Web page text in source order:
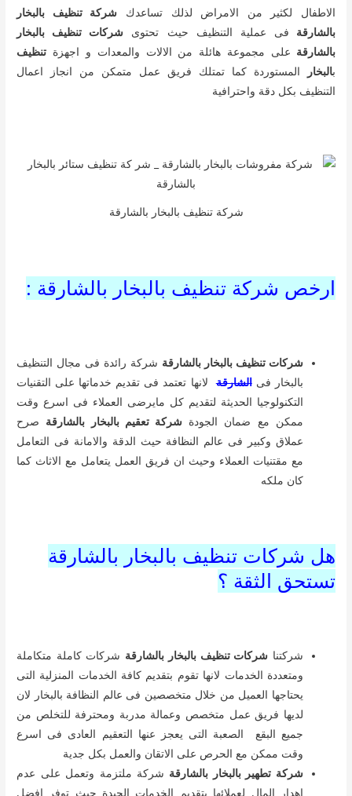
الاطفال لكثير من الامراض لذلك تساعدك شركة تنظيف بالبخار
بالشارقة فى عملية التنظيف حيث تحتوى شركات تنظيف بالبخار
بالشارقة على مجموعة هائلة من الالات والمعدات و اجهزة تنظيف
بالبخار
المستوردة كما تمتلك فريق عمل متمكن من انجاز اعمال
التنظيف بكل دقة واحترافية
شركة تنظيف بالبخار بالشارقة
ارخص شركة تنظيف بالبخار بالشارقة :
شركات تنظيف بالبخار بالشارقة شركة رائدة فى مجال التنظيف
بالبخار فىالشارقة
لانها تعتمد فى تقديم خدماتها على التقنيات
التكنولوجيا الحديثة لتقديم كل مايرضى العملاء فى اسرع وقت
ممكن مع ضمان الجودةشركة تعقيم بالبخار بالشارقة صرح
عملاق وكبير فى عالم النظافة حيث الدقة والامانة فى التعامل
مع مقتنيات العملاء وحيث ان فريق العمل يتعامل مع الاثاث كما
كان ملكه
هل شركات تنظيف بالبخار بالشارقة
تستحق الثقة ؟
شركتنا شركات تنظيف بالبخار بالشارقة شركات كاملة متكاملة
ومتعددة الخدمات لانها تقوم بتقديم كافة الخدمات المنزلية التى
يحتاجها العميل من خلال متخصصين فى عالم النظافة بالبخار لان
لديها فريق عمل متخصص وعمالة مدربة ومحترفة للتخلص من
جميع البقع الصعبة التى يعجز عنها التعقيم العادى فى اسرع
وقت ممكن مع الحرص على الاتقان والعمل بكل جدية
شركة تطهير بالبخار بالشارقة شركة ملتزمة وتعمل على عدم
اهدار المال لعملائها بتقديم الخدمات الجيدة حيث توفر افضل